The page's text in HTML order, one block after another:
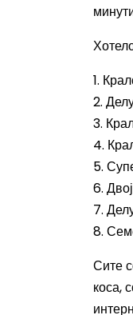
1.
2.
3.
4.
5.
6.
7.
8.
Сите
коса,